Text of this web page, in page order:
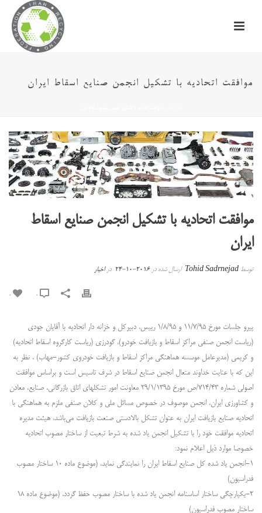
موافقت اتحادیه با تشکیل انجمن صنایع اسقاط ایران
موافقت اتحادیه با تشکیل انجمن صنایع اسقاط
ایران
توسط Tohid Sadrnejad ارسال شده در2016-10-24 دراخبار
0
پیرو جلسات مورخ ۱۱/۷/۹۵ و ۱/۸/۹۵ رییس، دبیرکل و خزانه دار اتحادیه با آقایان جودی
(ریاست انجمن صنفی مراکز اسقاط و بازیافت خودرو)، گودرزی (ریاست کارگروه اسقاط اتحادیه)
و کریمی (مدیرعامل موسسه هماهنگی مراکز اسقاط و بازیافت خودروی کشور-مهاب) ، نظر به
این که با عنایت خداوند متعال انجمن صنایع اسقاط در شرف تاسیس است و براساس موافقت
اصولی شماره ۷۱۴/۴۳/ص مورخ ۲۹/۱/۱۳۹۵ معاونت امور تشکلهای اتاق بازرگانی، صنایع، معادن
و کشاورزی ایران، انجمن موصوف در خصوص مسائل ملی و کلان صنفی ملزم به هماهنگی با
اتحادیه صنایع بازیافت ایران به عنوان تشکل بالادستی صنعت بازیافت می‌باشد، هیئت مدیره
اتحادیه موافقت خود را با تشکیل انجمن یاد شده به شرط تبعیت از ساختار مصوب اتحادیه
خصوصا موارد ذیل اعلام نمود:
۱-انجمن یاد شده کل صنایع اسقاط ایران را نمایندگی نماید. (موضوع ماده ۱۰ ساختار مصوب
فدراسیون)
۲-یکپارچگی ساختار اساسنامه انجمن یاد شده با ساختار مصوب حفظ گردد. (موضوع ماده ۱۸
ساختار مصوب فدراسیون)